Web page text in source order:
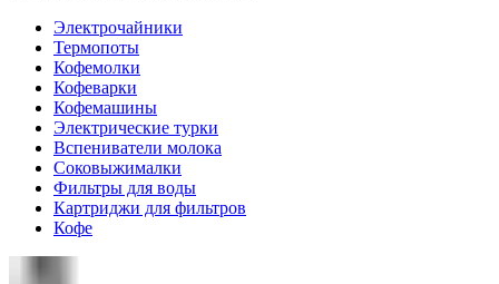
Электрочайники
Термопоты
Кофемолки
Кофеварки
Кофемашины
Электрические турки
Вспениватели молока
Соковыжималки
Фильтры для воды
Картриджи для фильтров
Кофе